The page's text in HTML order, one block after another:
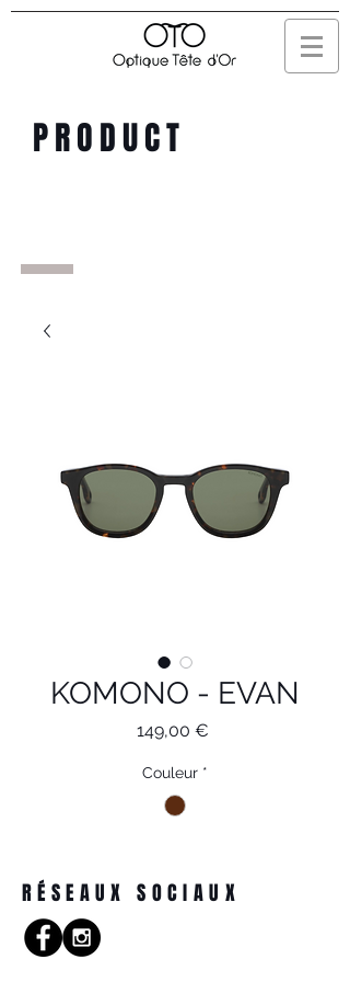
PRODUCT
KOMONO - EVAN
149,00 €Prix
Couleur *
RÉSEAUX SOCIAUX